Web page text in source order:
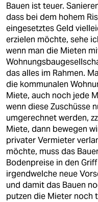
Bauen ist teuer.
dass bei dem hohem
eingesetztes Geld
erzielen möchte, sehe
wenn man die Mieten
das alles im Rahmen.
die kommunalen
Miete, auch noch jede
wenn diese Zuschüsse
umgerechnet werden,
Miete, dann bewegen
privater Vermieter
möchte, muss das
Bodenpreise in den
irgendwelche neue
und damit das Bauen
putzen die Mieter noch